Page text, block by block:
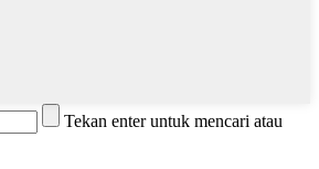
Tekan enter untuk mencari atau